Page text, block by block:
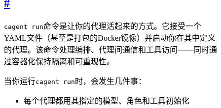
#
cagent run命令是让你的代理活起来的方式。它接受一个
YAML文件（甚至是打包的Docker镜像）并启动你在其中定义
的代理。该命令处理编排、代理间通信和工具访问——同时通
过容器化保持隔离和可重现性。
当你运行cagent run 时，会发生几件事：
每个代理都用其指定的模型、角色和工具初始化